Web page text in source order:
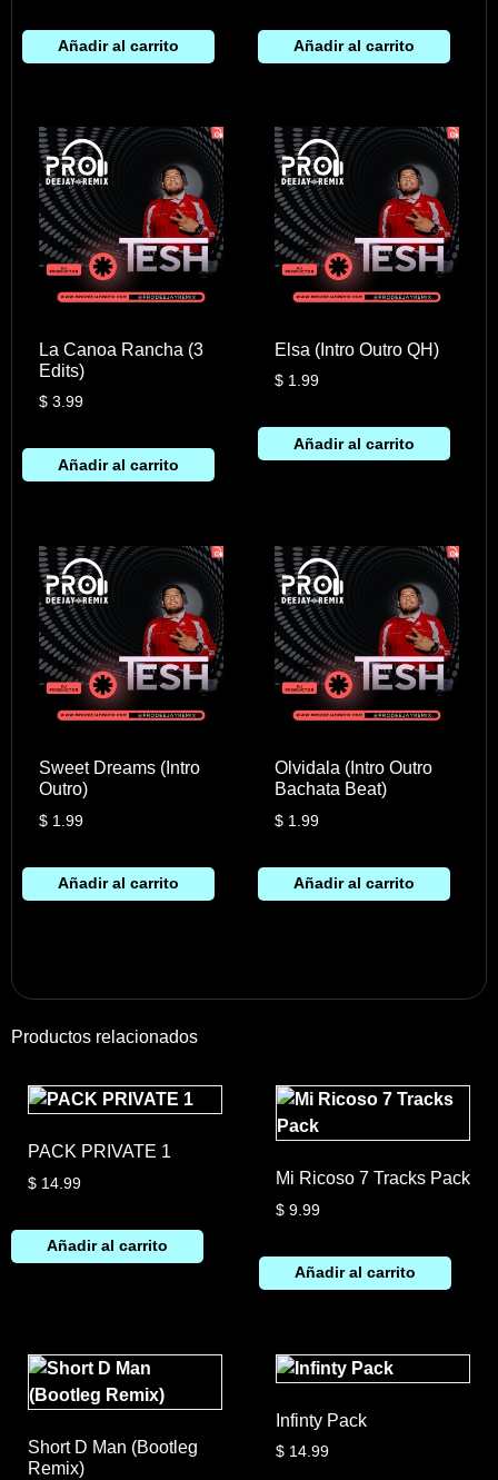
Añadir al carrito Añadir al carrito
La Canoa Rancha (3
Edits)
$3.99
Añadir al carrito
Elsa (Intro Outro QH)
$ 1.99
Añadir al carrito
Sweet Dreams (Intro
Outro)
$1.99
Añadir al carrito
Olvidala (Intro Outro
Bachata Beat)
$ 1.99
Añadir al carrito
Productos relacionados
PACK PRIVATE 1
$ 14.99
Añadir al carrito
Mi Ricoso 7 Tracks Pack
$9.99
Añadir al carrito
Short D Man (Bootleg
Remix)
Infinty Pack
$14.99